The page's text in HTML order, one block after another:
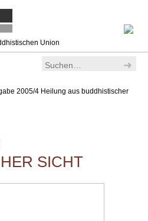
Union
2005/4 Heilung aus buddhistischer
SICHT